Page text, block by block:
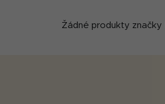
Žádné produkty značky